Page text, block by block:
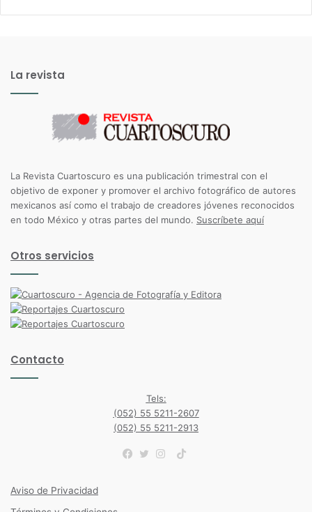
La revista
La Revista Cuartoscuro es una publicación trimestral con el
objetivo de exponer y promover el archivo fotográfico de autores
mexicanos así como el trabajo de creadores jóvenes reconocidos
en todo México y otras partes del mundo. Suscríbete aquí
Otros servicios
Contacto
Tels:
(052) 55 5211-2607
(052) 55 5211-2913
TikTok
Aviso de Privacidad